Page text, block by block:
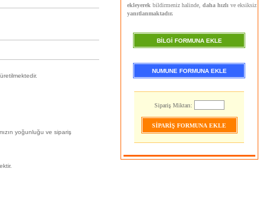
yoğunluğu ve sipariş
ekleyerek bildirmeniz halinde, daha hızlı ve eksiksiz
yanıtlanmaktadır.
BİLGİ FORMUNA EKLE
NUMUNE FORMUNA EKLE
Sipariş Miktarı: